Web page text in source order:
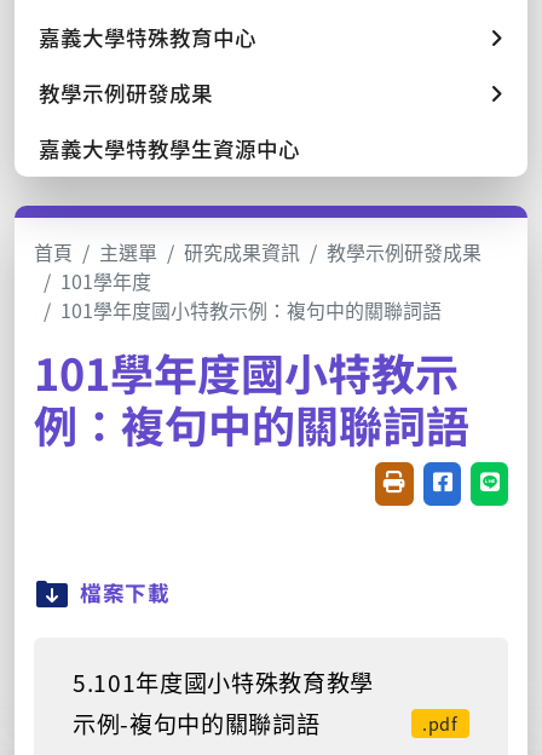
嘉義大學特殊教育中心
教學示例研發成果
嘉義大學特教學生資源中心
首頁 主選單 研究成果資訊
教學示例研發成果
101學年度
101學年度國小特教示例：複句中的關聯詞語
101學年度國小特教示
例：複句中的關聯詞語
友善列印(開新視
分享至臉書
分享
檔案下載
5.101年度國小特殊教育教學
示例-複句中的關聯詞語
.pdf